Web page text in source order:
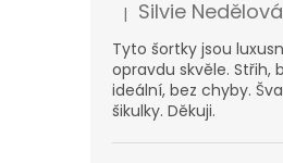
Hodnocení produktu
| Silvie Nedělová
Tyto šortky jsou
opravdu skvěle. Střih,
ideální, bez chyby.
šikulky. Děkuji.